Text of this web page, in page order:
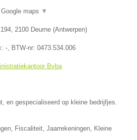
Google maps ▼
2100 Deurne (Antwerpen)
- , BTW-nr: 0473.534.006
Bvba
en gespecialiseerd op kleine bedrijfjes.
Fiscaliteit, Jaarrekeningen, Kleine